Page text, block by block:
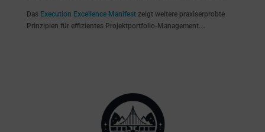
Das Execution Excellence Manifestzeigt weitere praxiserprobte
Prinzipien für effizientes Projektportfolio-Management.…